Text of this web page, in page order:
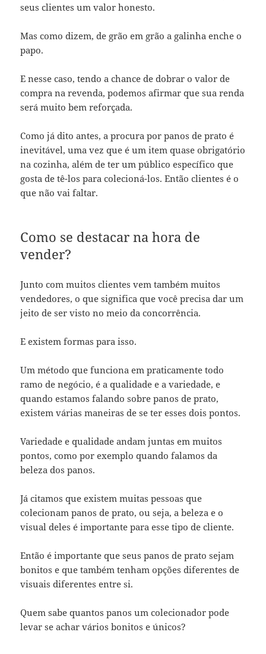
seus clientes um valor honesto.
Mas como dizem, de grão em grão a galinha enche o
papo.
E nesse caso, tendo a chance de dobrar o valor de
compra na revenda, podemos afirmar que sua renda
será muito bem reforçada.
Como já dito antes, a procura por panos de prato é
inevitável, uma vez que é um item quase obrigatório
na cozinha, além de ter um público específico que
gosta de tê-los para colecioná-los. Então clientes é o
que não vai faltar.
Como se destacar na hora de
vender?
Junto com muitos clientes vem também muitos
vendedores, o que significa que você precisa dar um
jeito de ser visto no meio da concorrência.
E existem formas para isso.
Um método que funciona em praticamente todo
ramo de negócio, é a qualidade e a variedade, e
quando estamos falando sobre panos de prato,
existem várias maneiras de se ter esses dois pontos.
Variedade e qualidade andam juntas em muitos
pontos, como por exemplo quando falamos da
beleza dos panos.
Já citamos que existem muitas pessoas que
colecionam panos de prato, ou seja, a beleza e o
visual deles é importante para esse tipo de cliente.
Então é importante que seus panos de prato sejam
bonitos e que também tenham opções diferentes de
visuais diferentes entre si.
Quem sabe quantos panos um colecionador pode
levar se achar vários bonitos e únicos?